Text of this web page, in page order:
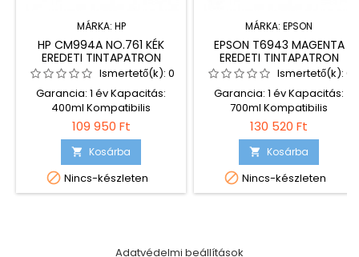
MÁRKA: HP
HP CM994A NO.761 KÉK
EREDETI TINTAPATRON
Ismertető(k): 0
Garancia: 1 év Kapacitás:
400ml Kompatibilis
nyomtatók: HP Designjet T7100
ink cartridges
109 950 Ft
 Kosárba
 Nincs-készleten
MÁRKA: EPSON
EPSON T6943 MAGENTA
EREDETI TINTAPATRON
Ismertető(k): 0
Garancia: 1 év Kapacitás:
700ml Kompatibilis
nyomtatók: Epson SureColor
SC-T 3000 Epson SureColor
SC-T 3000 POS Epson
SureColor SC-T 5000 Epson
SureColor SC-T 5000 POS
Epson SureColor SC-T 7000
130 520 Ft
 Kosárba
 Nincs-készleten
Adatvédelmi beállítások